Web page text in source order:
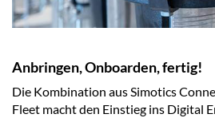
Anbringen, Onboarden, fertig!
Die Kombination aus Simotics
Fleet macht den Einstieg ins Digital